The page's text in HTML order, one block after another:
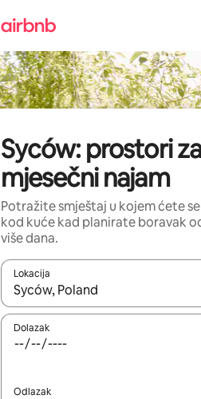
Syców: prostori za
mjesečni najam
Potražite smještaj u kojem ćete
kod kuće kad planirate boravak
više dana.
Lokacija
Kada budu dostupni rezultati, moći
Dolazak
Odlazak